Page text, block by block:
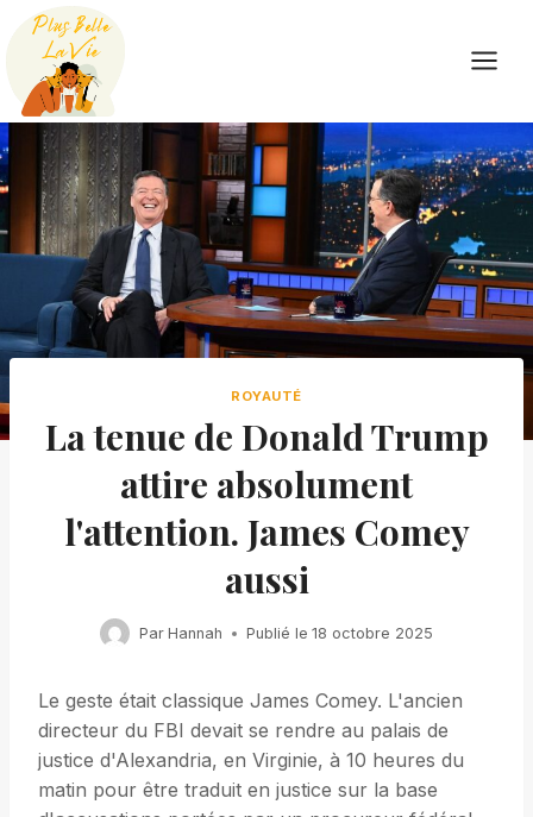
Skip
content
ROYAUTÉ
La tenue de Donald Trump
attire absolument
l'attention. James Comey
aussi
Par Hannah Publié le 18 octobre 2025
Le geste était classique James Comey. L'ancien
directeur du FBI devait se rendre au palais de
justice d'Alexandria, en Virginie, à 10 heures du
matin pour être traduit en justice sur la base